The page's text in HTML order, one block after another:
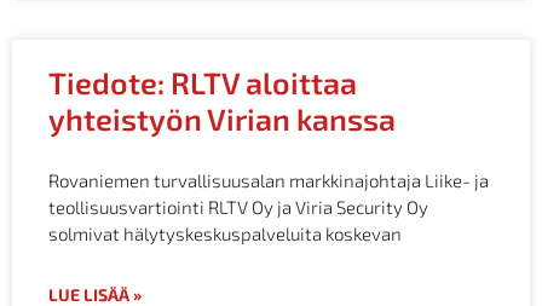
Tiedote: RLTV aloittaa
yhteistyön Virian kanssa
Rovaniemen turvallisuusalan markkinajohtaja Liike- ja
teollisuusvartiointi RLTV Oy ja Viria Security Oy
solmivat hälytyskeskuspalveluita koskevan
LUE LISÄÄ »